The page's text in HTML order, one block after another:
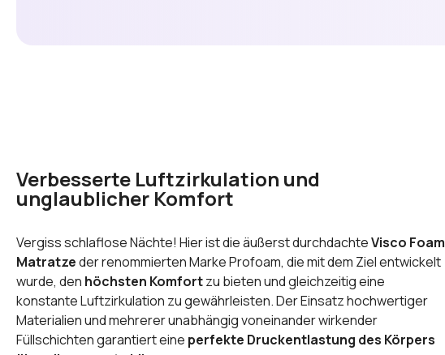
Verbesserte Luftzirkulation und
unglaublicher Komfort
Vergiss schlaflose Nächte! Hier ist die äußerst durchdachteVisco Foam
Matratzeder renommierten Marke Profoam, die mit dem Ziel entwickelt
wurde, den höchsten Komfortzu bieten und gleichzeitig eine
konstante Luftzirkulation zu gewährleisten. Der Einsatz hochwertiger
Materialien und mehrerer unabhängig voneinander wirkender
Füllschichten garantiert eine perfekte Druckentlastung des Körpers